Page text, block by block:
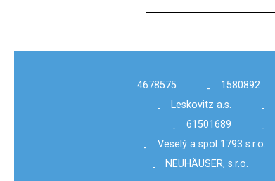
4678575 - 1580892
-
Leskovitz a.s. -
-
61501689 -
-
Veselý a spol 1793 s.r.o.
-
NEUHÄUSER, s.r.o.